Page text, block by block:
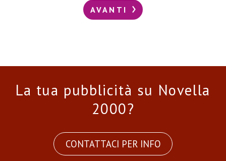
AVANTI
La tua pubblicità su Novella
2000?
CONTATTACI PER INFO